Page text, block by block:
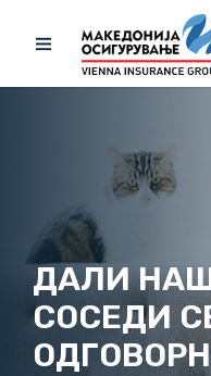
ДАЛИ
СОСЕДИ